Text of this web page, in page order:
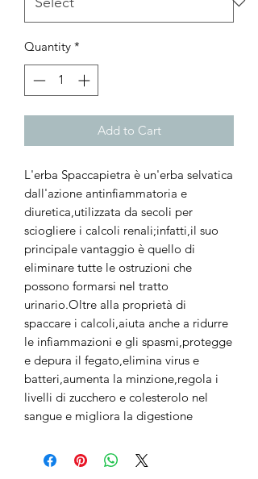
Quantity *
Add to Cart
L'erba Spaccapietra è un'erba selvatica
dall'azione antinfiammatoria e
diuretica,utilizzata da secoli per
sciogliere i calcoli renali;infatti,il suo
principale vantaggio è quello di
eliminare tutte le ostruzioni che
possono formarsi nel tratto
urinario.Oltre alla proprietà di
spaccare i calcoli,aiuta anche a ridurre
le infiammazioni e gli spasmi,protegge
e depura il fegato,elimina virus e
batteri,aumenta la minzione,regola i
livelli di zucchero e colesterolo nel
sangue e migliora la digestione